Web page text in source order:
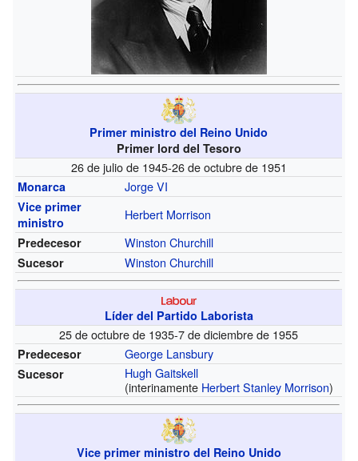
Primer ministro del Reino Unido
Primer lord del Tesoro
26 de julio de 1945-26 de octubre de 1951
Monarca Jorge VI
Vice primer
ministro
Herbert Morrison
Predecesor Winston Churchill
Sucesor Winston Churchill
Líder del Partido Laborista
25 de octubre de 1935-7 de diciembre de 1955
Predecesor George Lansbury
Sucesor
Hugh Gaitskell
(interinamente Herbert Stanley Morrison)
Vice primer ministro del Reino Unido